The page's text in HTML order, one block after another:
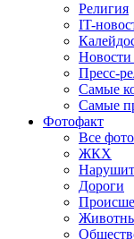
Религия
IT-
Новости
Пресс-
Самые
Самые
Фотофакт
Все
ЖКХ
Дороги